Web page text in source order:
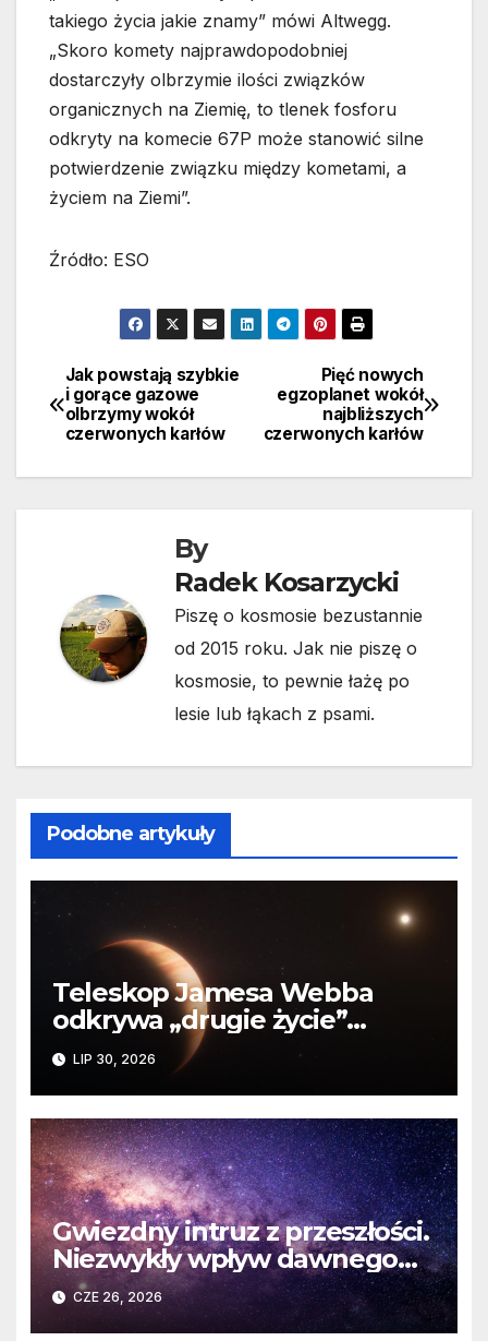
takiego życia jakie znamy” mówi Altwegg.
„Skoro komety najprawdopodobniej
dostarczyły olbrzymie ilości związków
organicznych na Ziemię, to tlenek fosforu
odkryty na komecie 67P może stanowić silne
potwierdzenie związku między kometami, a
życiem na Ziemi”.
Źródło: ESO
Nawigacja
wpisu
Pięć nowych
egzoplanet wokół
najbliższych
czerwonych karłów
Jak powstają szybkie
i gorące gazowe
olbrzymy wokół
czerwonych karłów
By
Radek Kosarzycki
Piszę o kosmosie bezustannie
od 2015 roku. Jak nie piszę o
kosmosie, to pewnie łażę po
lesie lub łąkach z psami.
Podobne artykuły
Teleskop Jamesa Webba
odkrywa „drugie życie”
planety krążącej wokół
martwej gwiazdy
LIP 30, 2026
Gwiezdny intruz z przeszłości.
Niezwykły wpływ dawnego
spotkania na komety Układu
Słonecznego
CZE 26, 2026